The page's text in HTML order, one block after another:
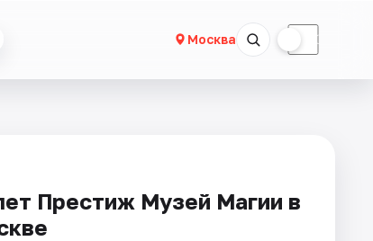
Москва ☾
Престиж Музей Магии в